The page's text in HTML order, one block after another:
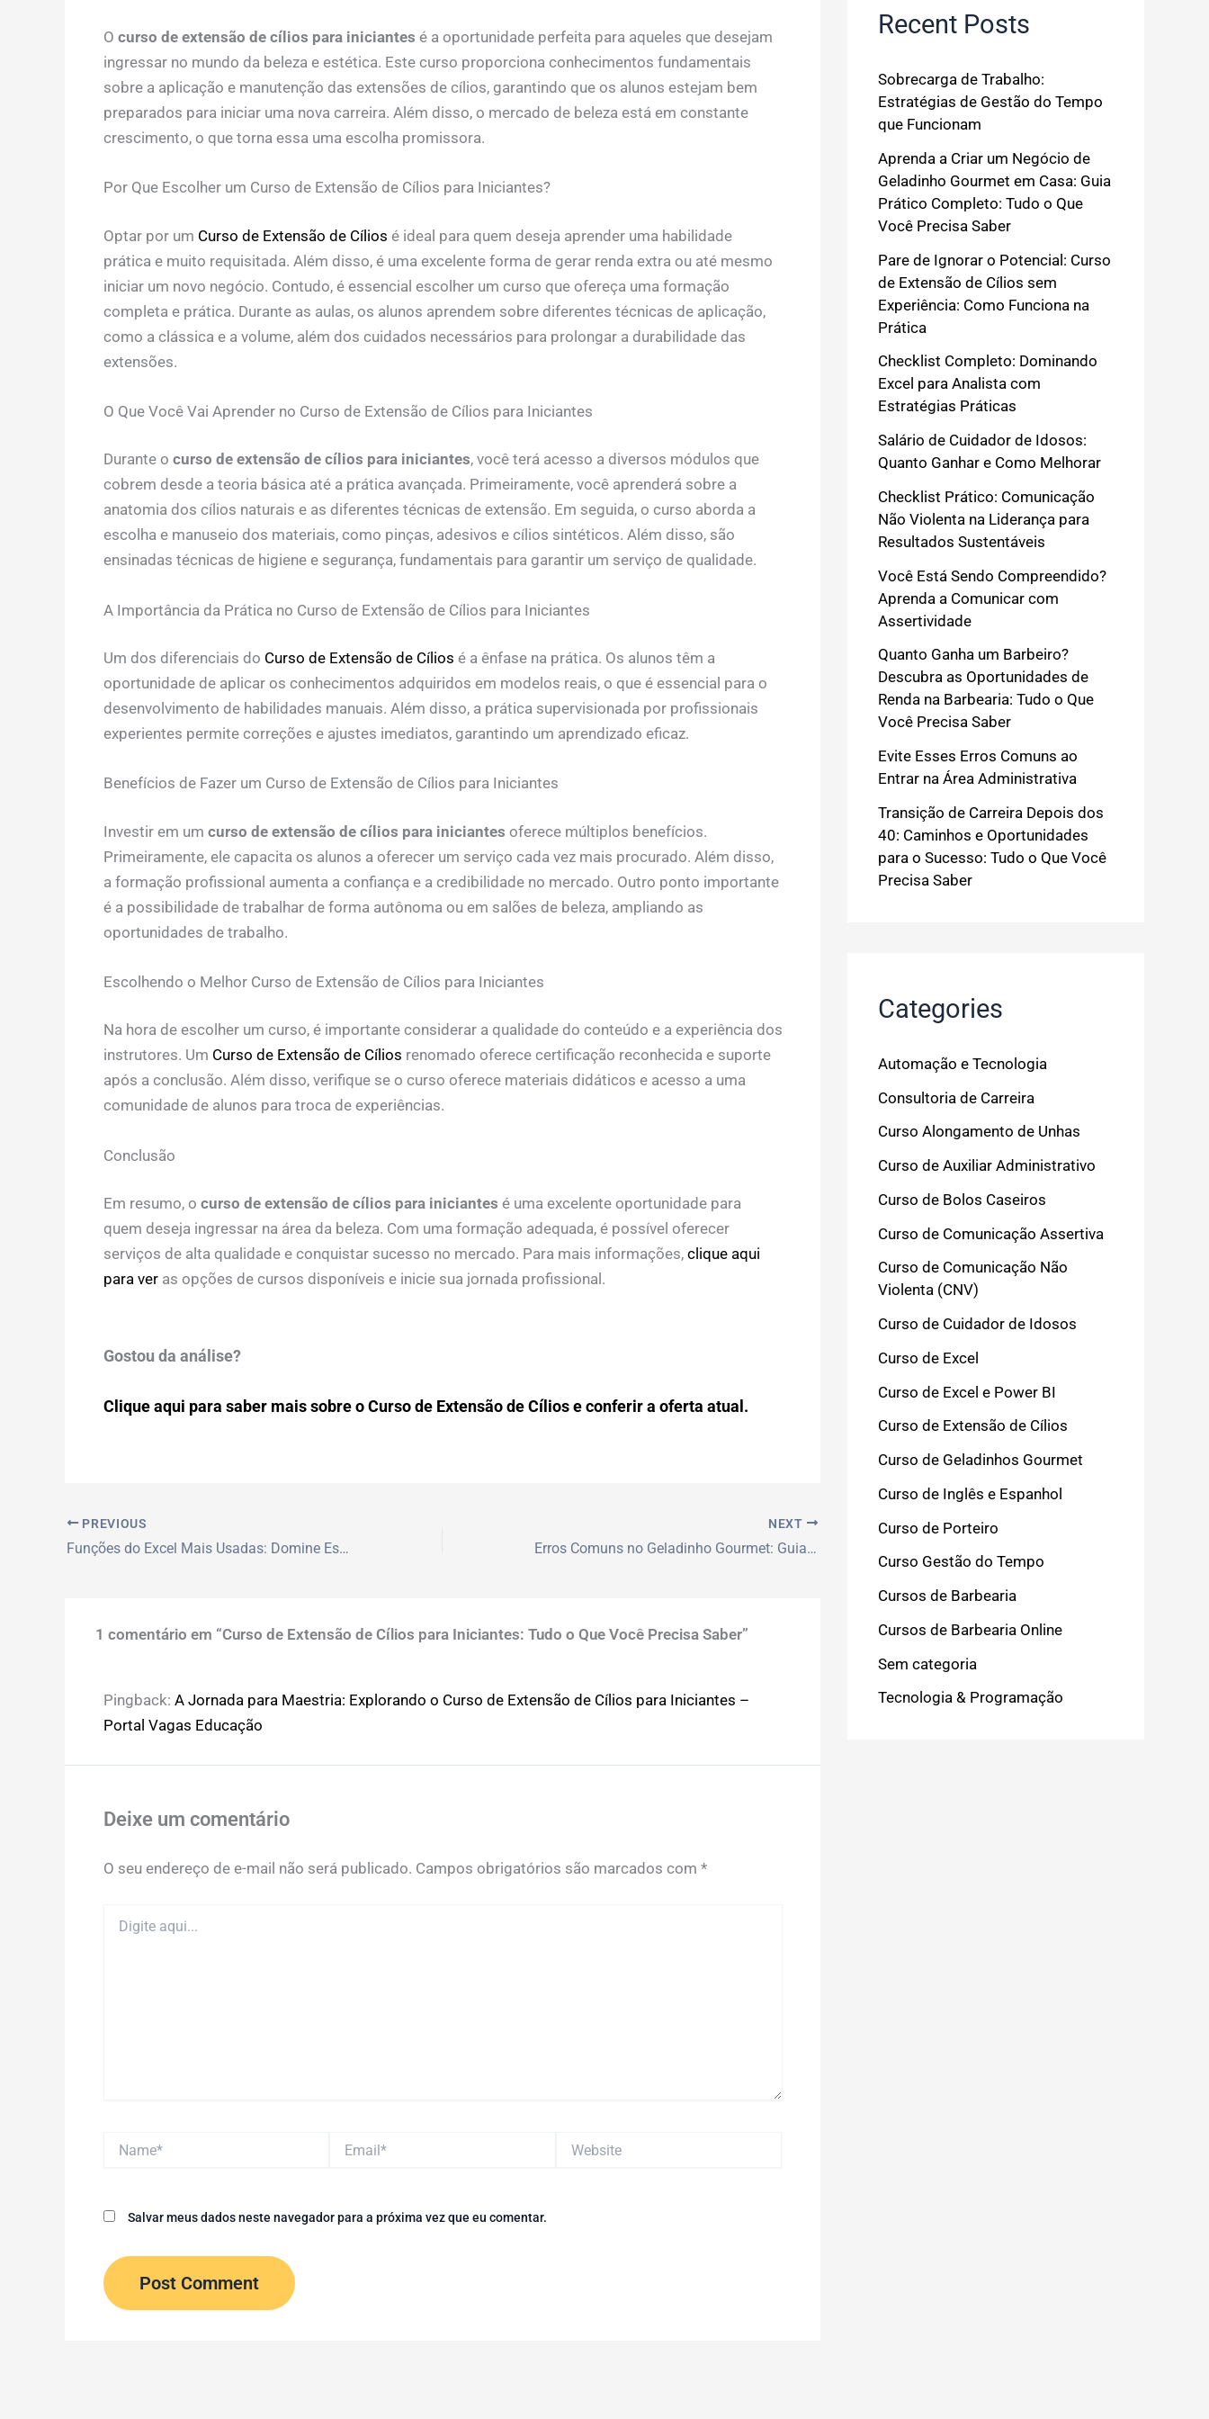
O curso de extensão de cílios para iniciantes é a oportunidade perfeita para aqueles que desejam
ingressar no mundo da beleza e estética. Este curso proporciona conhecimentos fundamentais
sobre a aplicação e manutenção das extensões de cílios, garantindo que os alunos estejam bem
preparados para iniciar uma nova carreira. Além disso, o mercado de beleza está em constante
crescimento, o que torna essa uma escolha promissora.
Por Que Escolher um Curso de Extensão de Cílios para Iniciantes?
Optar por um Curso de Extensão de Cílios é ideal para quem deseja aprender uma habilidade
prática e muito requisitada. Além disso, é uma excelente forma de gerar renda extra ou até mesmo
iniciar um novo negócio. Contudo, é essencial escolher um curso que ofereça uma formação
completa e prática. Durante as aulas, os alunos aprendem sobre diferentes técnicas de aplicação,
como a clássica e a volume, além dos cuidados necessários para prolongar a durabilidade das
extensões.
O Que Você Vai Aprender no Curso de Extensão de Cílios para Iniciantes
Durante o curso de extensão de cílios para iniciantes, você terá acesso a diversos módulos que
cobrem desde a teoria básica até a prática avançada. Primeiramente, você aprenderá sobre a
anatomia dos cílios naturais e as diferentes técnicas de extensão. Em seguida, o curso aborda a
escolha e manuseio dos materiais, como pinças, adesivos e cílios sintéticos. Além disso, são
ensinadas técnicas de higiene e segurança, fundamentais para garantir um serviço de qualidade.
A Importância da Prática no Curso de Extensão de Cílios para Iniciantes
Um dos diferenciais do Curso de Extensão de Cílios é a ênfase na prática. Os alunos têm a
oportunidade de aplicar os conhecimentos adquiridos em modelos reais, o que é essencial para o
desenvolvimento de habilidades manuais. Além disso, a prática supervisionada por profissionais
experientes permite correções e ajustes imediatos, garantindo um aprendizado eficaz.
Benefícios de Fazer um Curso de Extensão de Cílios para Iniciantes
Investir em um curso de extensão de cílios para iniciantes oferece múltiplos benefícios.
Primeiramente, ele capacita os alunos a oferecer um serviço cada vez mais procurado. Além disso,
a formação profissional aumenta a confiança e a credibilidade no mercado. Outro ponto importante
é a possibilidade de trabalhar de forma autônoma ou em salões de beleza, ampliando as
oportunidades de trabalho.
Escolhendo o Melhor Curso de Extensão de Cílios para Iniciantes
Na hora de escolher um curso, é importante considerar a qualidade do conteúdo e a experiência dos
instrutores. Um Curso de Extensão de Cílios renomado oferece certificação reconhecida e suporte
após a conclusão. Além disso, verifique se o curso oferece materiais didáticos e acesso a uma
comunidade de alunos para troca de experiências.
Conclusão
Em resumo, o curso de extensão de cílios para iniciantes é uma excelente oportunidade para
quem deseja ingressar na área da beleza. Com uma formação adequada, é possível oferecer
serviços de alta qualidade e conquistar sucesso no mercado. Para mais informações, clique aqui
para veras opções de cursos disponíveis e inicie sua jornada profissional.
Gostou da análise?
Clique aqui para saber mais sobre o Curso de Extensão de Cílios e conferir a oferta atual.
PREVIOUS
Funções do Excel Mais Usadas: Domine Estas Ferramentas Essenciais
NEXT
Erros Comuns no Geladinho Gourmet: Guia Completo para Evitar Falhas
1 comentário em “Curso de Extensão de Cílios para Iniciantes: Tudo o Que Você Precisa Saber”
Pingback: A Jornada para Maestria: Explorando o Curso de Extensão de Cílios para Iniciantes –
Portal Vagas Educação
Deixe um comentário
O seu endereço de e-mail não será publicado. Campos obrigatórios são marcados com *
aqui...
Salvar meus dados neste navegador para a próxima vez que eu comentar.
Recent Posts
Sobrecarga de Trabalho:
Estratégias de Gestão do Tempo
que Funcionam
Aprenda a Criar um Negócio de
Geladinho Gourmet em Casa: Guia
Prático Completo: Tudo o Que
Você Precisa Saber
Pare de Ignorar o Potencial: Curso
de Extensão de Cílios sem
Experiência: Como Funciona na
Prática
Checklist Completo: Dominando
Excel para Analista com
Estratégias Práticas
Salário de Cuidador de Idosos:
Quanto Ganhar e Como Melhorar
Checklist Prático: Comunicação
Não Violenta na Liderança para
Resultados Sustentáveis
Você Está Sendo Compreendido?
Aprenda a Comunicar com
Assertividade
Quanto Ganha um Barbeiro?
Descubra as Oportunidades de
Renda na Barbearia: Tudo o Que
Você Precisa Saber
Evite Esses Erros Comuns ao
Entrar na Área Administrativa
Transição de Carreira Depois dos
40: Caminhos e Oportunidades
para o Sucesso: Tudo o Que Você
Precisa Saber
Categories
Automação e Tecnologia
Consultoria de Carreira
Curso Alongamento de Unhas
Curso de Auxiliar Administrativo
Curso de Bolos Caseiros
Curso de Comunicação Assertiva
Curso de Comunicação Não
Violenta (CNV)
Curso de Cuidador de Idosos
Curso de Excel
Curso de Excel e Power BI
Curso de Extensão de Cílios
Curso de Geladinhos Gourmet
Curso de Inglês e Espanhol
Curso de Porteiro
Curso Gestão do Tempo
Cursos de Barbearia
Cursos de Barbearia Online
Sem categoria
Tecnologia & Programação